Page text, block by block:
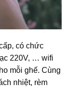
có chức
220V, … wifi
mỗi ghế. Cùng
nhiệt, rèm